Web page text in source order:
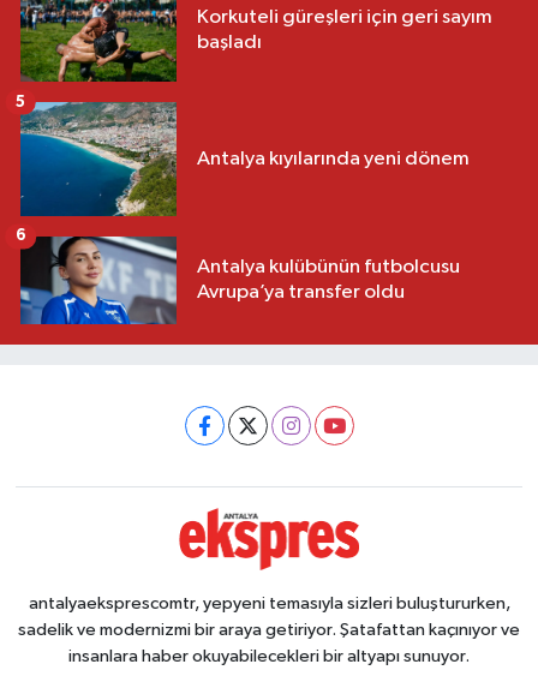
Korkuteli güreşleri için geri sayım
başladı
Antalya kıyılarında yeni dönem
5
Antalya kulübünün futbolcusu
Avrupa’ya transfer oldu
6
antalyaeksprescomtr, yepyeni temasıyla sizleri buluştururken,
sadelik ve modernizmi bir araya getiriyor. Şatafattan kaçınıyor ve
insanlara haber okuyabilecekleri bir altyapı sunuyor.